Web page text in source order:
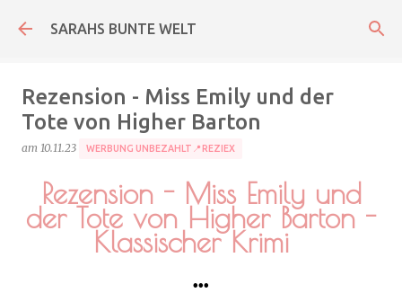
Direkt zum Hauptbereich
SARAHS BUNTE WELT
Rezension - Miss Emily und der
Tote von Higher Barton
am 10.11.23 WERBUNG UNBEZAHLT📍REZIEX
Rezension - Miss Emily und
der Tote von Higher Barton -
Klassischer Krimi
•••